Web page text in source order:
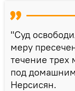
"Суд
меру
течение трех
под
Нерсисян.